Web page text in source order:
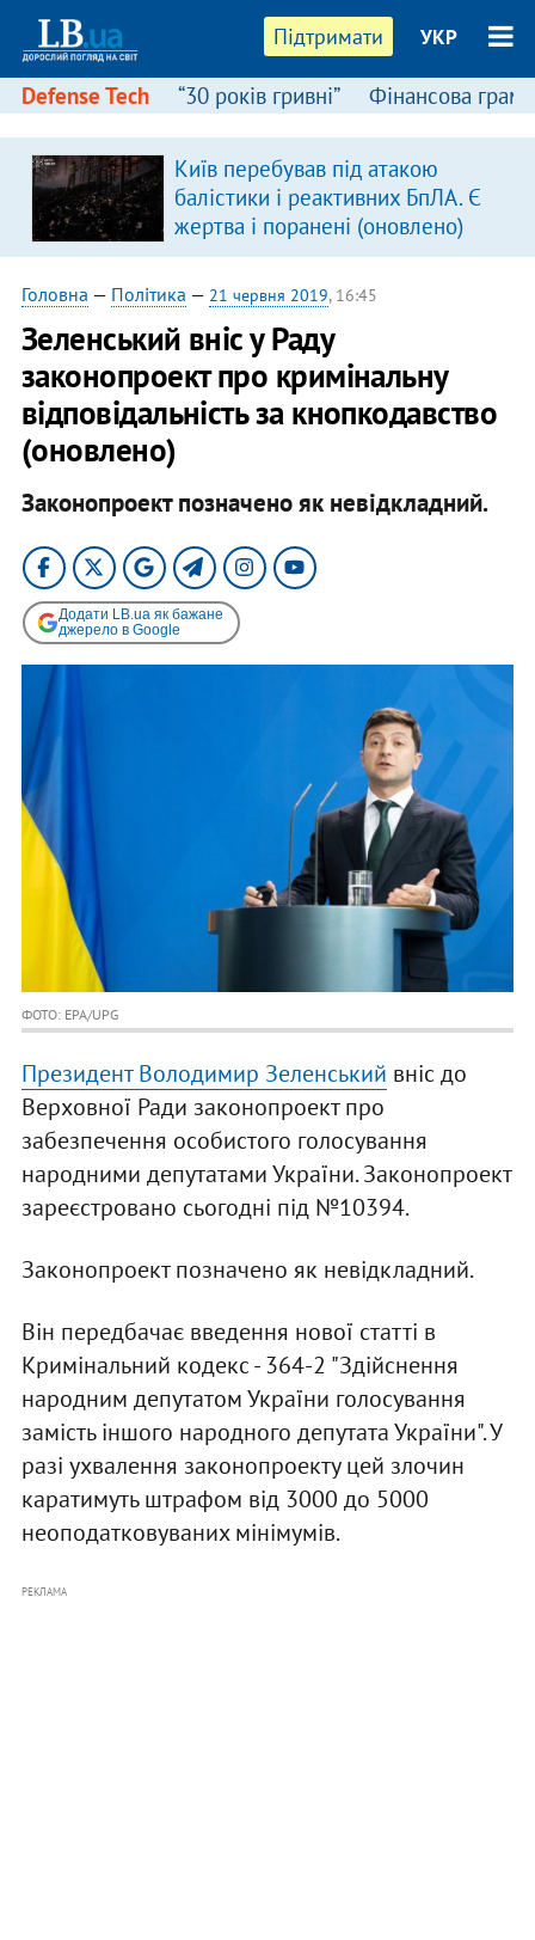
Підтримати УКР
Defense Tech “30 років гривні” Фінансова
Київ перебував під атакою
балістики і реактивних БпЛА. Є
жертва і поранені (оновлено)
Головна — Політика — 21 червня 2019, 16:45
Зеленський вніс у Раду
законопроект про кримінальну
відповідальність за кнопкодавство
(оновлено)
Законопроект позначено як невідкладний.
Додати LB.ua як бажане
джерело в Google
ФОТО: EPA/UPG
Президент Володимир Зеленський вніс до
Верховної Ради законопроект про
забезпечення особистого голосування
народними депутатами України. Законопроект
зареєстровано сьогодні під №10394.
Законопроект позначено як невідкладний.
Він передбачає введення нової статті в
Кримінальний кодекс - 364-2 "Здійснення
народним депутатом України голосування
замість іншого народного депутата України". У
разі ухвалення законопроекту цей злочин
каратимуть штрафом від 3000 до 5000
неоподатковуваних мінімумів.
РЕКЛАМА